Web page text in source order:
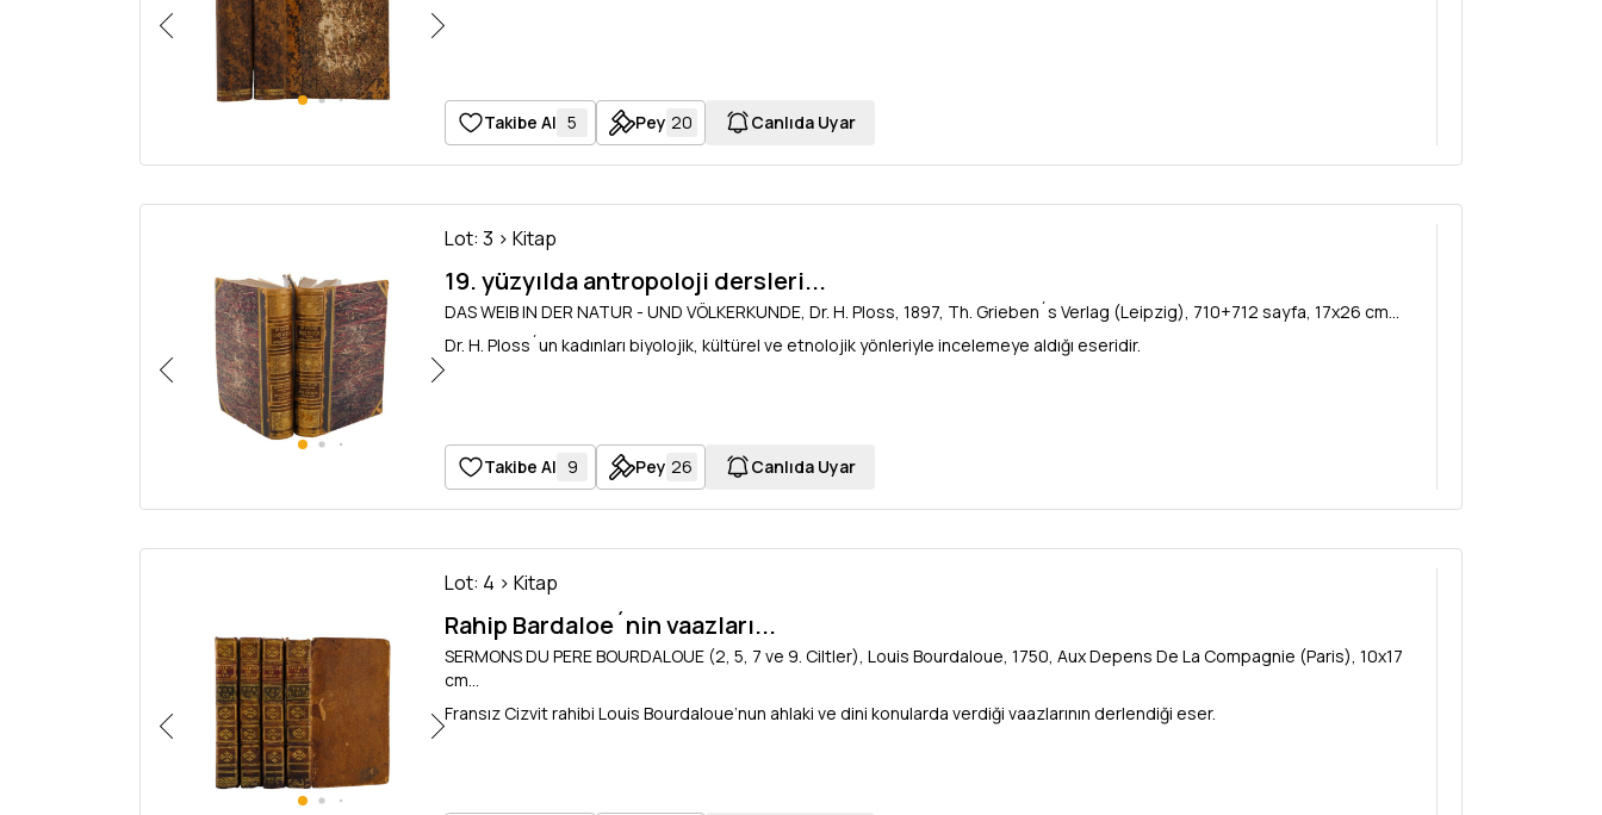
Takibe Al 5 Pey 20 Canlıda Uyar
Lot: 3 > Kitap
19. yüzyılda antropoloji dersleri...
DAS WEIB IN DER NATUR - UND VÖLKERKUNDE, Dr. H. Ploss, 1897, Th. Grieben´s Verlag (Leipzig), 710+712 sayfa, 17x26 cm...
Dr. H. Ploss´un kadınları biyolojik, kültürel ve etnolojik yönleriyle incelemeye aldığı eseridir.
Takibe Al 9 Pey 26 Canlıda Uyar
Lot: 4 > Kitap
Rahip Bardaloe´nin vaazları...
SERMONS DU PERE BOURDALOUE (2, 5, 7 ve 9. Ciltler), Louis Bourdaloue, 1750, Aux Depens De La Compagnie (Paris), 10x17
cm...
Fransız Cizvit rahibi Louis Bourdaloue’nun ahlaki ve dini konularda verdiği vaazlarının derlendiği eser.